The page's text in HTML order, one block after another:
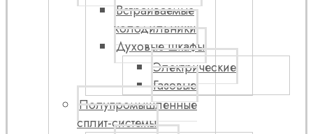
Встраиваемые
холодильники
Духовые шкафы
Электрические
Газовые
Полупромышленные
сплит-системы